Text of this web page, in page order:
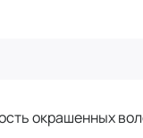
окрашенных